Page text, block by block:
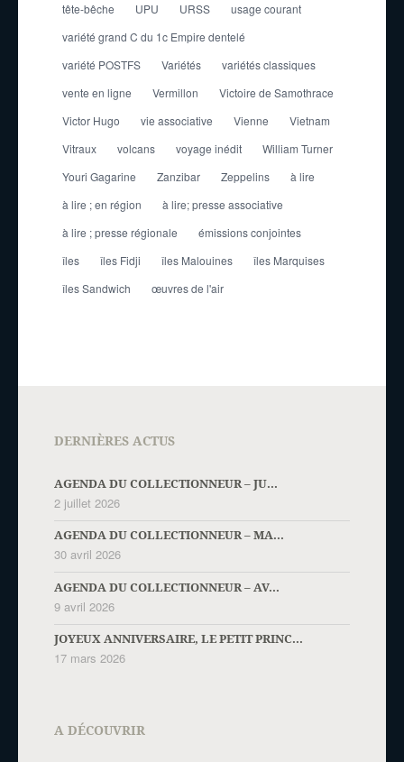
tête-bêche
UPU URSS
usage courant
variété grand C du 1c Empire dentelé
variété POSTFS
Variétés
variétés classiques
vente en ligne
Vermillon
Victoire de Samothrace
Victor Hugo
vie associative Vienne
Vietnam
Vitraux
volcans voyage inédit
William Turner
Youri Gagarine
Zanzibar Zeppelins
à lire
à lire ; en région
à lire; presse associative
à lire ; presse régionale
émissions conjointes
îles
îles Fidji îles Malouines
îles Marquises
îles Sandwich
œuvres de l'air
DERNIÈRES ACTUS
AGENDA DU COLLECTIONNEUR – JU...
2 juillet 2026
AGENDA DU COLLECTIONNEUR – MA...
30 avril 2026
AGENDA DU COLLECTIONNEUR – AV...
9 avril 2026
JOYEUX ANNIVERSAIRE, LE PETIT PRINC...
17 mars 2026
A DÉCOUVRIR